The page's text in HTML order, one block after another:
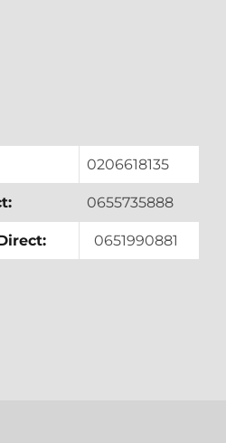
518
11
0206618135
0655735888
0651990881